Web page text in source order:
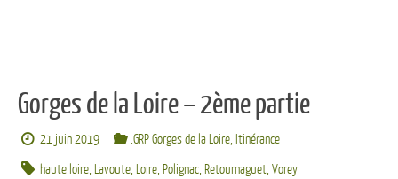
Gorges de la Loire – 2ème partie
21 juin 2019 .GRP Gorges de la Loire, Itinérance
haute loire,Lavoute,Loire,Polignac,Retournaguet,Vorey